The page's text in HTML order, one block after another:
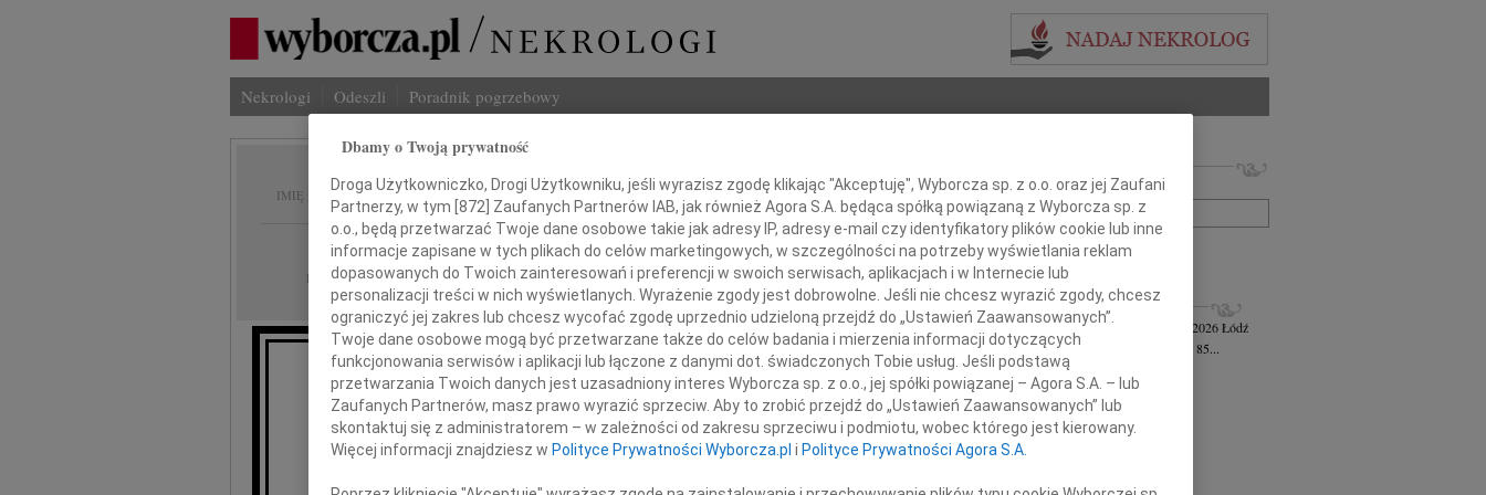
Nekrologi Odeszli Poradnik pogrzebowy
IMIĘ I NAZWISKO: Andrzej Robaszkiewicz
REGION: Łódź
DATA EMISJI: 17.09.2020
Z wielkim żalem i smutkiem zawiadamiamy,
że w dniu 8 września 2020 roku
zmarł w wieku 62 lat nasz Brat
Imię i nazwisko lub numer ogłoszenia:
+ szukanie zaawansowane
INNE NEKROLOGI
Czesława Jankiewicz-Ferszt wiek: 85 23.07.2026Łódź
Z głębokim żalem zawiadamiam, że w wieku 85...
Andrzej Szereda 14.07.2026
W dniu 8 lipca 2026 roku odszedł od nas...
Marek Styczyński
28.05.2026
Z głębokim smutkiem i żalem przyjęliśmy...
Bartosz Gwizdała
Dzisiaj mija dziesięć lat od dnia, kiedy...
Dbamy o Twoją prywatność
Droga Użytkowniczko, Drogi Użytkowniku, jeśli wyrazisz zgodę klikając "Akceptuję", Wyborcza sp. z o.o. oraz jej Zaufani
Partnerzy, w tym [872] Zaufanych Partnerów IAB, jak również Agora S.A. będąca spółką powiązaną z Wyborcza sp. z
o.o., będą przetwarzać Twoje dane osobowe takie jak adresy IP, adresy e-mail czy identyfikatory plików cookie lub inne
informacje zapisane w tych plikach do celów marketingowych, w szczególności na potrzeby wyświetlania reklam
dopasowanych do Twoich zainteresowań i preferencji w swoich serwisach, aplikacjach i w Internecie lub
personalizacji treści w nich wyświetlanych. Wyrażenie zgody jest dobrowolne. Jeśli nie chcesz wyrazić zgody, chcesz
ograniczyć jej zakres lub chcesz wycofać zgodę uprzednio udzieloną przejdź do „Ustawień Zaawansowanych”.
Twoje dane osobowe mogą być przetwarzane także do celów badania i mierzenia informacji dotyczących
funkcjonowania serwisów i aplikacji lub łączone z danymi dot. świadczonych Tobie usług. Jeśli podstawą
przetwarzania Twoich danych jest uzasadniony interes Wyborcza sp. z o.o., jej spółki powiązanej – Agora S.A. – lub
Zaufanych Partnerów, masz prawo wyrazić sprzeciw. Aby to zrobić przejdź do „Ustawień Zaawansowanych” lub
skontaktuj się z administratorem – w zależności od zakresu sprzeciwu i podmiotu, wobec którego jest kierowany.
Więcej informacji znajdziesz w Polityce Prywatności Wyborcza.pl i Polityce Prywatności Agora S.A.